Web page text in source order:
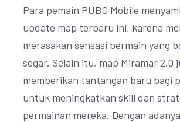
Para pemain PUBG Mobile
update map terbaru ini, karena
merasakan sensasi bermain yang
segar. Selain itu, map Miramar 2.0
memberikan tantangan baru bagi
untuk meningkatkan skill dan
permainan mereka. Dengan